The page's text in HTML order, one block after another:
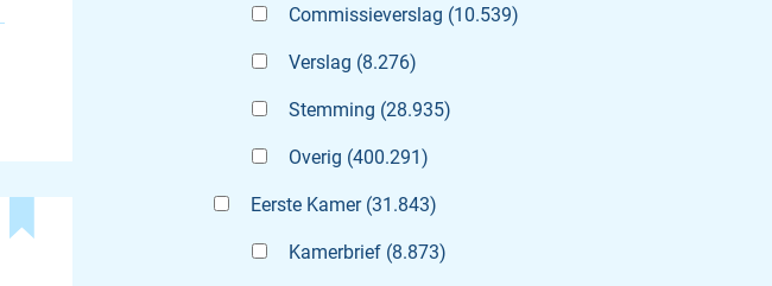
Commissieverslag (10.539)
Verslag (8.276)
Stemming (28.935)
Overig (400.291)
Eerste Kamer (31.843)
Kamerbrief (8.873)